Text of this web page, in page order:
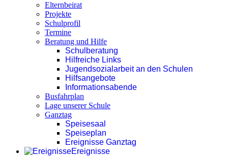
Elternbeirat
Projekte
Schulprofil
Termine
Beratung und Hilfe
Schulberatung
Hilfreiche Links
Jugendsozialarbeit an den Schulen
Hilfsangebote
Informationsabende
Busfahrplan
Lage unserer Schule
Ganztag
Speisesaal
Speiseplan
Ereignisse Ganztag
Ereignisse